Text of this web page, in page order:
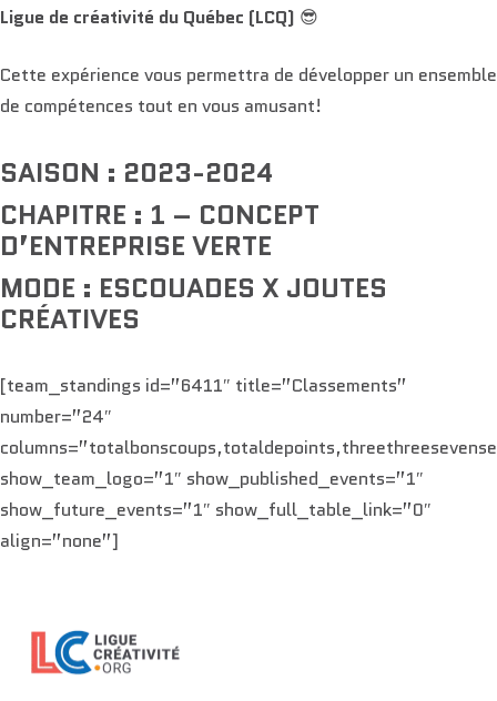
Ligue de créativité du Québec (LCQ) 😎
Cette expérience vous permettra de développer un ensemble
de compétences tout en vous amusant!
SAISON : 2023-2024
CHAPITRE : 1 – CONCEPT
D’ENTREPRISE VERTE
MODE : ESCOUADES X JOUTES
CRÉATIVES
[team_standings id=”6411″ title=”Classements”
number=”24″
show_team_logo=”1″ show_published_events=”1″
show_future_events=”1″ show_full_table_link=”0″
align=”none”]